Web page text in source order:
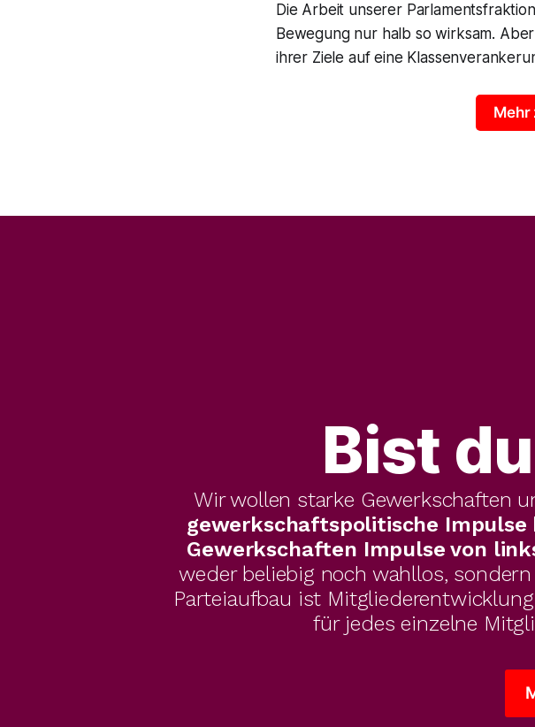
Die Arbeit unserer
Bewegung nur halb so wirksam.
ihrer Ziele auf eine
Mehr
Bist
Wir wollen starke Gewerkschaften
gewerkschaftspolitische
Gewerkschaften Impulse von
weder beliebig noch wahllos,
Parteiaufbau ist
für jedes einzelne